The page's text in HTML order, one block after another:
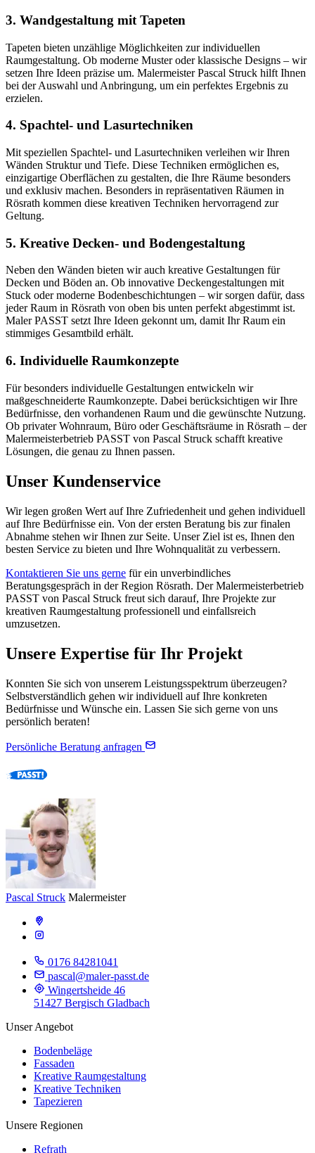
3. Wandgestaltung mit Tapeten
Tapeten bieten unzählige Möglichkeiten zur individuellen
Raumgestaltung. Ob moderne Muster oder klassische Designs – wir
setzen Ihre Ideen präzise um. Malermeister Pascal Struck hilft Ihnen
bei der Auswahl und Anbringung, um ein perfektes Ergebnis zu
erzielen.
4. Spachtel- und Lasurtechniken
Mit speziellen Spachtel- und Lasurtechniken verleihen wir Ihren
Wänden Struktur und Tiefe. Diese Techniken ermöglichen es,
einzigartige Oberflächen zu gestalten, die Ihre Räume besonders
und exklusiv machen. Besonders in repräsentativen Räumen in
Rösrath kommen diese kreativen Techniken hervorragend zur
Geltung.
5. Kreative Decken- und Bodengestaltung
Neben den Wänden bieten wir auch kreative Gestaltungen für
Decken und Böden an. Ob innovative Deckengestaltungen mit
Stuck oder moderne Bodenbeschichtungen – wir sorgen dafür, dass
jeder Raum in Rösrath von oben bis unten perfekt abgestimmt ist.
Maler PASST setzt Ihre Ideen gekonnt um, damit Ihr Raum ein
stimmiges Gesamtbild erhält.
6. Individuelle Raumkonzepte
Für besonders individuelle Gestaltungen entwickeln wir
maßgeschneiderte Raumkonzepte. Dabei berücksichtigen wir Ihre
Bedürfnisse, den vorhandenen Raum und die gewünschte Nutzung.
Ob privater Wohnraum, Büro oder Geschäftsräume in Rösrath – der
Malermeisterbetrieb PASST von Pascal Struck schafft kreative
Lösungen, die genau zu Ihnen passen.
Unser Kundenservice
Wir legen großen Wert auf Ihre Zufriedenheit und gehen individuell
auf Ihre Bedürfnisse ein. Von der ersten Beratung bis zur finalen
Abnahme stehen wir Ihnen zur Seite. Unser Ziel ist es, Ihnen den
besten Service zu bieten und Ihre Wohnqualität zu verbessern.
Kontaktieren Sie uns gerne für ein unverbindliches
Beratungsgespräch in der Region Rösrath. Der Malermeisterbetrieb
PASST von Pascal Struck freut sich darauf, Ihre Projekte zur
kreativen Raumgestaltung professionell und einfallsreich
umzusetzen.
Unsere Expertise für Ihr Projekt
Konnten Sie sich von unserem Leistungsspektrum überzeugen?
Selbstverständlich gehen wir individuell auf Ihre konkreten
Bedürfnisse und Wünsche ein. Lassen Sie sich gerne von uns
persönlich beraten!
Persönliche Beratung anfragen
Pascal Struck Malermeister
0176 84281041
pascal@maler-passt.de
Wingertsheide 46
51427 Bergisch Gladbach
Unser Angebot
Bodenbeläge
Fassaden
Kreative Raumgestaltung
Kreative Techniken
Tapezieren
Unsere Regionen
Refrath